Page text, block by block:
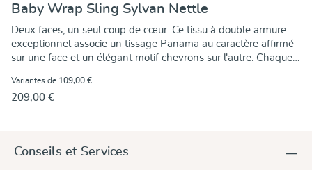
Baby Wrap Sling Sylvan Nettle
Deux faces, un seul coup de cœur. Ce tissu à double armure
exceptionnel associe un tissage Panama au caractère affirmé
sur une face et un élégant motif chevrons sur l'autre. Chaque
qu'un rendu visuel uniques. Le fil de trame en mélange de
coton et d'ortie apporte une agréable tenue et confère à cette
particulièrement doux offre un confort exceptionnel et un
Variantes de 109,00 €
209,00 €
Conseils et Services